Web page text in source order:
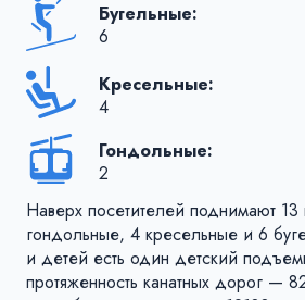
Бугельные:
6
Кресельные:
4
Гондольные:
2
Наверх посетителей поднимают 13
гондольные, 4 кресельные и 6
и детей есть один детский
протяженность канатных дорог —